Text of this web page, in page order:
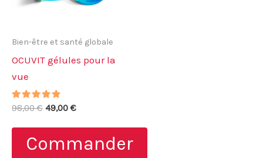
Bien-être et santé globale
OCUVIT gélules pour la
vue
Note
4.57
98,00€ Le
initial
était :
98,00 €.
49,00 €Le
actuel
est :
49,00 €.
Commander